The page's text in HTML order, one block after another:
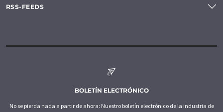
RSS-FEEDS
BOLETÍN ELECTRÓNICO
No se pierda nada a partir de ahora: Nuestro boletín electrónico de la industria de